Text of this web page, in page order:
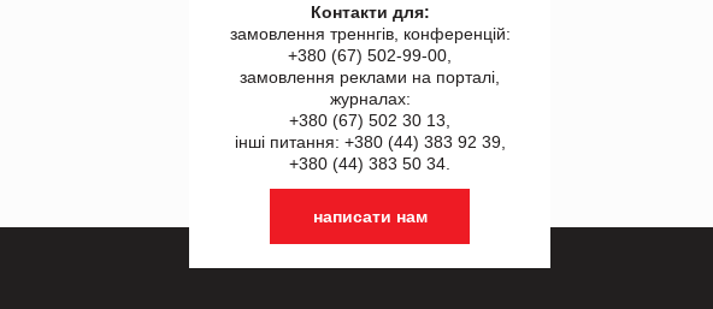
Контакти для:
замовлення треннгів, конференцій:
+380 (67) 502-99-00,
замовлення реклами на порталі,
журналах:
+380 (67) 502 30 13,
інші питання: +380 (44) 383 92 39,
+380 (44) 383 50 34.
написати нам